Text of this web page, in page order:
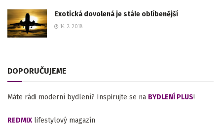
Exotická dovolená je stále oblíbenější
14. 2. 2018
DOPORUČUJEME
Máte rádi moderní bydlení? Inspirujte se na BYDLENÍ PLUS!
REDMIX lifestylový magazín